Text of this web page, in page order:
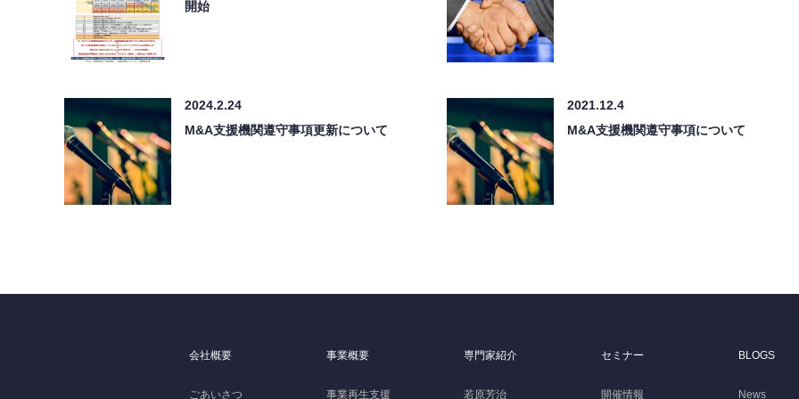
開始
2024.2.24
M&A支援機関遵守事項更新について
2021.12.4
M&A支援機関遵守事項について
会社概要
ごあいさつ
事業概要
事業再生支援
専門家紹介
若原芳治
セミナー
開催情報
BLOGS
News